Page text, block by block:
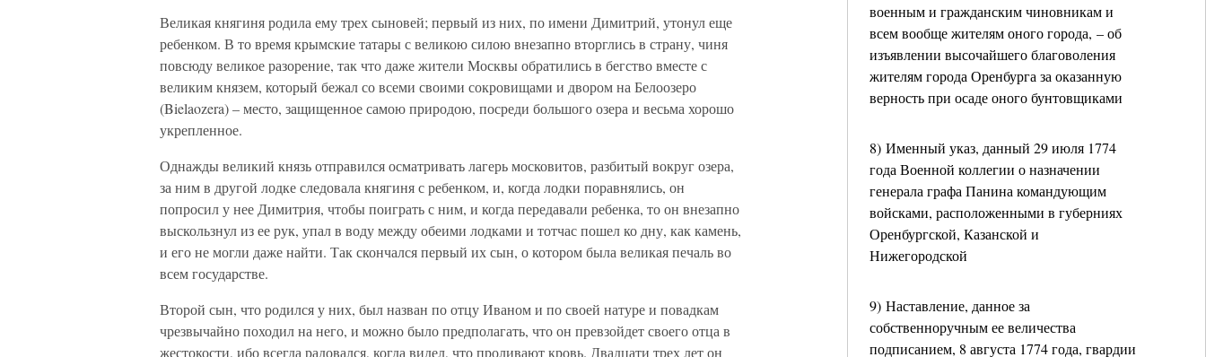
военным и гражданским чиновникам и
всем вообще жителям оного города, – об
изъявлении высочайшего благоволения
жителям города Оренбурга за оказанную
верность при осаде оного бунтовщиками
8) Именный указ, данный 29 июля 1774
года Военной коллегии о назначении
генерала графа Панина командующим
войсками, расположенными в губерниях
Оренбургской, Казанской и
Нижегородской
9) Наставление, данное за
собственноручным ее величества
подписанием, 8 августа 1774 года, гвардии
Великая княгиня родила ему трех сыновей; первый из них, по имени Димитрий, утонул еще
ребенком. В то время крымские татары с великою силою внезапно вторглись в страну, чиня
повсюду великое разорение, так что даже жители Москвы обратились в бегство вместе с
великим князем, который бежал со всеми своими сокровищами и двором на Белоозеро
(Bielaozera) – место, защищенное самою природою, посреди большого озера и весьма хорошо
укрепленное.
Однажды великий князь отправился осматривать лагерь московитов, разбитый вокруг озера,
за ним в другой лодке следовала княгиня с ребенком, и, когда лодки поравнялись, он
попросил у нее Димитрия, чтобы поиграть с ним, и когда передавали ребенка, то он внезапно
выскользнул из ее рук, упал в воду между обеими лодками и тотчас пошел ко дну, как камень,
и его не могли даже найти. Так скончался первый их сын, о котором была великая печаль во
всем государстве.
Второй сын, что родился у них, был назван по отцу Иваном и по своей натуре и повадкам
чрезвычайно походил на него, и можно было предполагать, что он превзойдет своего отца в
жестокости, ибо всегда радовался, когда видел, что проливают кровь. Двадцати трех лет он